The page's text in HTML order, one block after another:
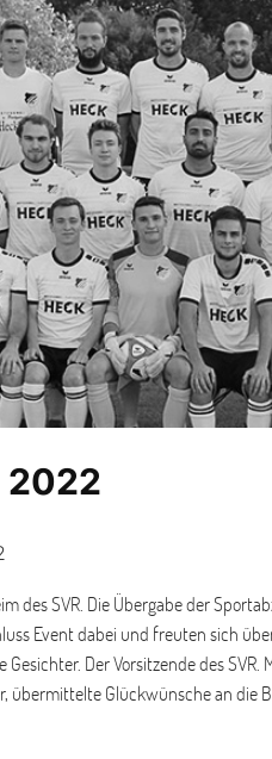
2022
des SVR. Die Übergabe der
Event dabei und freuten sich
Der Vorsitzende des
übermittelte Glückwünsche an die